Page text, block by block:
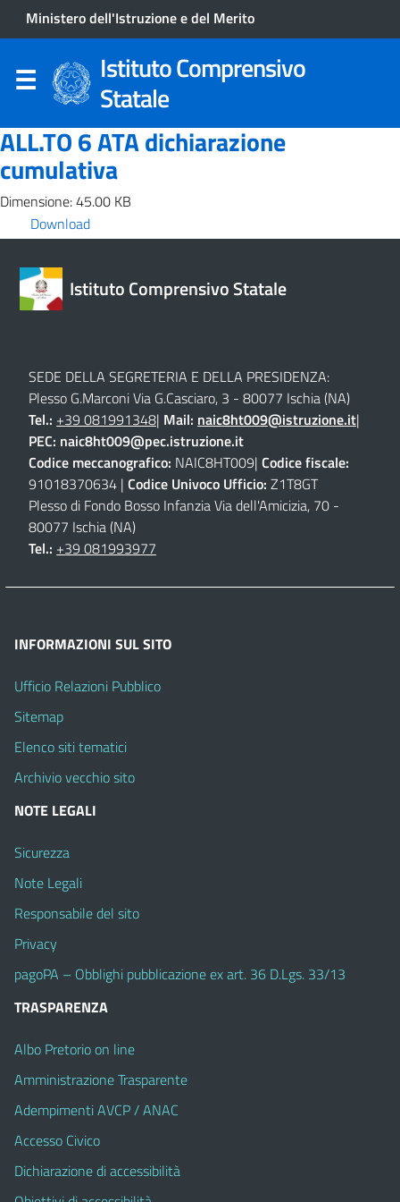
Ministero dell'Istruzione e del Merito
Istituto Comprensivo
Statale
ALL.TO 6 ATA dichiarazione
cumulativa
Dimensione: 45.00 KB
Download
Istituto Comprensivo Statale
SEDE DELLA SEGRETERIA E DELLA PRESIDENZA:
Plesso G.Marconi Via G.Casciaro, 3 - 80077 Ischia (NA)
Tel.: +39 081991348| Mail: naic8ht009@istruzione.it|
PEC: naic8ht009@pec.istruzione.it
Codice meccanografico: NAIC8HT009| Codice fiscale:
91018370634 | Codice Univoco Ufficio: Z1T8GT
Plesso di Fondo Bosso Infanzia Via dell'Amicizia, 70 -
80077 Ischia (NA)
Tel.: +39 081993977
INFORMAZIONI SUL SITO
Ufficio Relazioni Pubblico
Sitemap
Elenco siti tematici
Archivio vecchio sito
NOTE LEGALI
Sicurezza
Note Legali
Responsabile del sito
Privacy
pagoPA – Obblighi pubblicazione ex art. 36 D.Lgs. 33/13
TRASPARENZA
Albo Pretorio on line
Amministrazione Trasparente
Adempimenti AVCP / ANAC
Accesso Civico
Dichiarazione di accessibilità